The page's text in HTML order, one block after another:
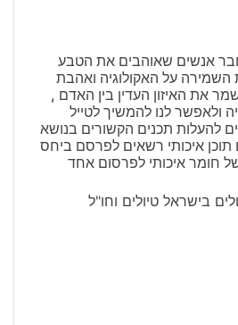
אנשים שאוהבים את הטבע
השמירה על האקולוגיה ואהבת
את האיזון העדין בין האדם ,
איכותי רשאים לפרסם ביחס
בישראל טיולים וחו"ל